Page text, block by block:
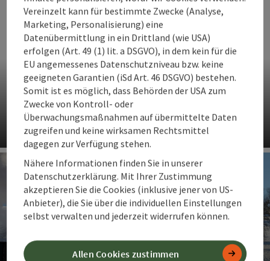
Steyrer Kripperl
Vereinzelt kann für bestimmte Zwecke (Analyse,
Marketing, Personalisierung) eine
Datenübermittlung in ein Drittland (wie USA)
erfolgen (Art. 49 (1) lit. a DSGVO), in dem kein für die
EU angemessenes Datenschutzniveau bzw. keine
geeigneten Garantien (iSd Art. 46 DSGVO) bestehen.
Somit ist es möglich, dass Behörden der USA zum
Zwecke von Kontroll- oder
Überwachungsmaßnahmen auf übermittelte Daten
zugreifen und keine wirksamen Rechtsmittel
dagegen zur Verfügung stehen.
Nähere Informationen finden Sie in unserer
Datenschutzerklärung. Mit Ihrer Zustimmung
akzeptieren Sie die Cookies (inklusive jener von US-
Anbieter), die Sie über die individuellen Einstellungen
selbst verwalten und jederzeit widerrufen können.
Allen Cookies zustimmen